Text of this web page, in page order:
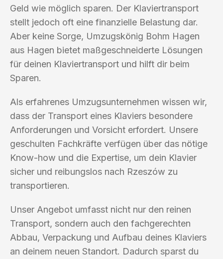
Geld wie möglich sparen. Der Klaviertransport
stellt jedoch oft eine finanzielle Belastung dar.
Aber keine Sorge, Umzugskönig Bohm Hagen
aus Hagen bietet maßgeschneiderte Lösungen
für deinen Klaviertransport und hilft dir beim
Sparen.
Als erfahrenes Umzugsunternehmen wissen wir,
dass der Transport eines Klaviers besondere
Anforderungen und Vorsicht erfordert. Unsere
geschulten Fachkräfte verfügen über das nötige
Know-how und die Expertise, um dein Klavier
sicher und reibungslos nach Rzeszów zu
transportieren.
Unser Angebot umfasst nicht nur den reinen
Transport, sondern auch den fachgerechten
Abbau, Verpackung und Aufbau deines Klaviers
an deinem neuen Standort. Dadurch sparst du